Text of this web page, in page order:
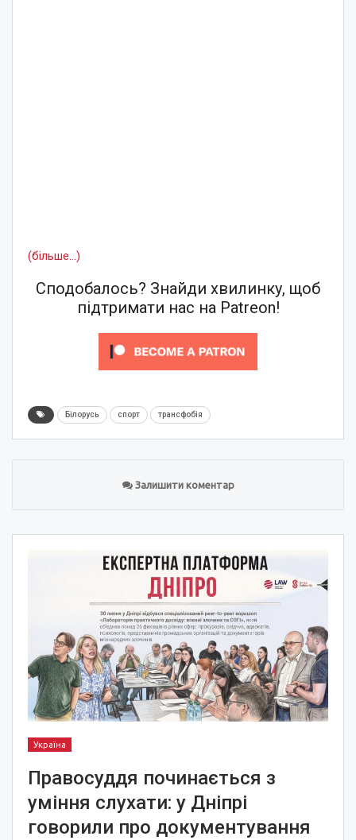
(більше…)
Сподобалось? Знайди хвилинку, щоб
підтримати нас на Patreon!
Білорусь спорт трансфобія
Залишити коментар
Україна
Правосуддя починається з
уміння слухати: у Дніпрі
говорили про документування